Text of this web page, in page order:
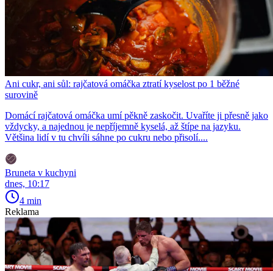
Ani cukr, ani sůl: rajčatová omáčka ztratí kyselost po 1 běžné
surovině
Domácí rajčatová omáčka umí pěkně zaskočit. Uvaříte ji přesně jako
vždycky, a najednou je nepříjemně kyselá, až štípe na jazyku.
Většina lidí v tu chvíli sáhne po cukru nebo přisolí....
Bruneta v kuchyni
dnes, 10:17
4 min
Reklama